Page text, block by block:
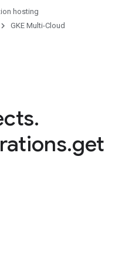
hosting
GKE Multi-Cloud
.
.get